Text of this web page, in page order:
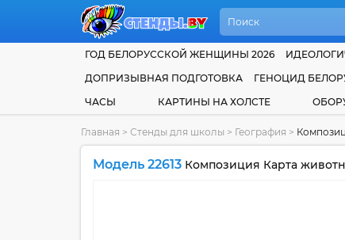
ГОД БЕЛОРУССКОЙ ЖЕНЩИНЫ 2026
ДОПРИЗЫВНАЯ ПОДГОТОВКА
ГЕНОЦИД
ЧАСЫ
КАРТИНЫ НА ХОЛСТЕ
Главная > Стенды для школы > География >
Модель 22613 Композиция Карта